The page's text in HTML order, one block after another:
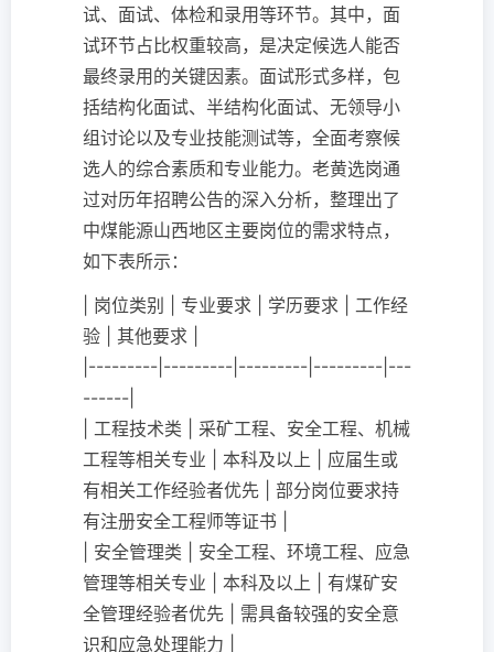
试、面试、体检和录用等环节。其中，面
试环节占比权重较高，是决定候选人能否
最终录用的关键因素。面试形式多样，包
括结构化面试、半结构化面试、无领导小
组讨论以及专业技能测试等，全面考察候
选人的综合素质和专业能力。老黄选岗通
过对历年招聘公告的深入分析，整理出了
中煤能源山西地区主要岗位的需求特点，
如下表所示：
| 岗位类别 | 专业要求 | 学历要求 | 工作经
验 | 其他要求 |
|---------|---------|---------|---------|---
------|
| 工程技术类 | 采矿工程、安全工程、机械
工程等相关专业 | 本科及以上 | 应届生或
有相关工作经验者优先 | 部分岗位要求持
有注册安全工程师等证书 |
| 安全管理类 | 安全工程、环境工程、应急
管理等相关专业 | 本科及以上 | 有煤矿安
全管理经验者优先 | 需具备较强的安全意
识和应急处理能力 |